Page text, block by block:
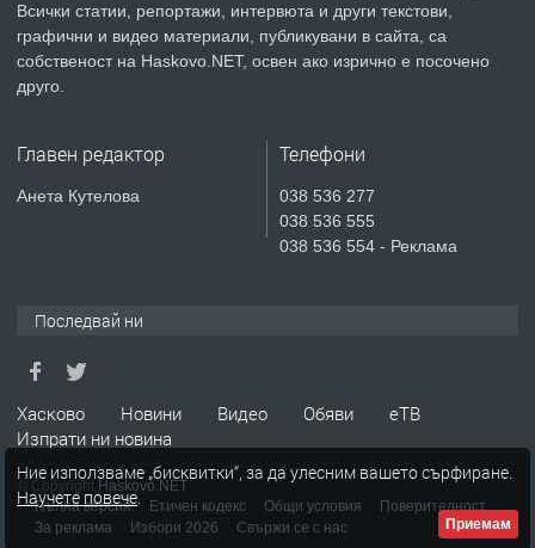
преди 6 дни
ПРЕДЛАГА
Продавам парцел в гр. Хасково кв.
СГЛОБЯВАНЕ НА МЕБЕЛИ.
апартамент под наем в кв.
Училищни, гр. Хасково.
преди 6 дни
Всички статии, репортажи, интервюта и други текстови,
графични и видео материали, публикувани в сайта, са
собственост на Haskovo.NET, освен ако изрично е посочено
друго.
Главен редактор
Анета Кутелова
Телефони
038 536 277
038 536 555
038 536 554 - Реклама
Последвай ни
Хасково Новини Видео Обяви
еТВ
Изпрати ни новина
© Copyright Haskovo.NET
Пълна версия
Етичен кодекс Общи условия
Поверителност
За реклама
Избори 2026 Свържи се с нас
Ние използваме „бисквитки“, за да улесним вашето сърфиране.
Научете повече.
Приемам